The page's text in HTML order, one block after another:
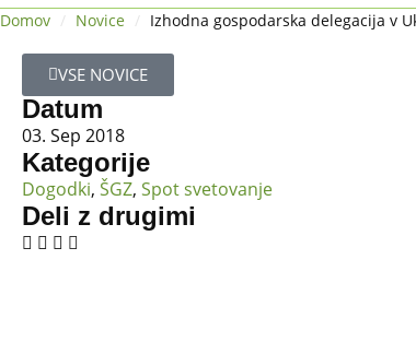
Domov / Novice / Izhodna gospodarska delegacija v
VSE NOVICE
Datum
03. Sep 2018
Kategorije
Dogodki, ŠGZ, Spot svetovanje
Deli z drugimi